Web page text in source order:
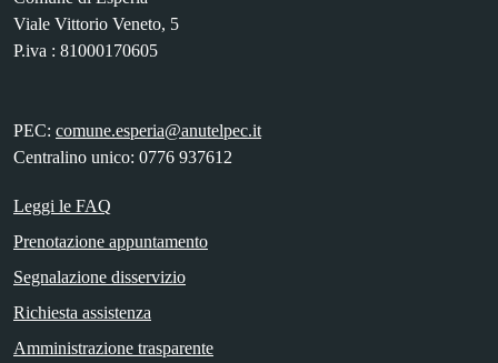
Viale Vittorio Veneto, 5
P.iva : 81000170605
PEC: comune.esperia@anutelpec.it
Centralino unico: 0776 937612
Leggi le FAQ
Prenotazione appuntamento
Segnalazione disservizio
Richiesta assistenza
Amministrazione trasparente